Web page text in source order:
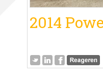
2014